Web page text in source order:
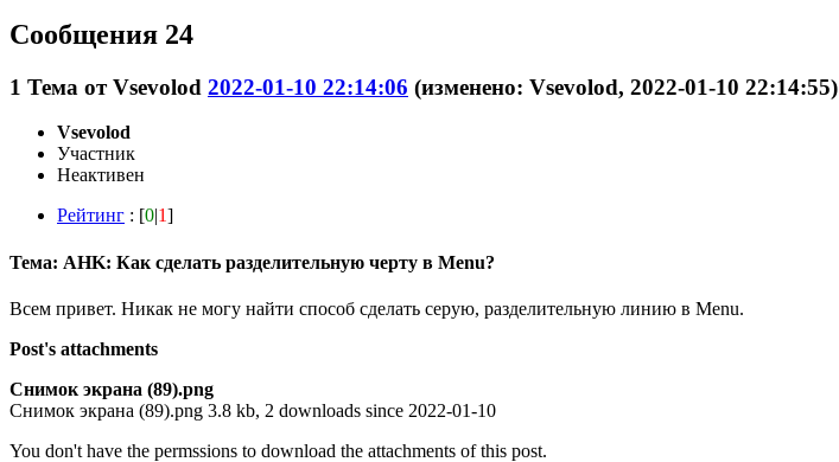
Сообщения 24
1 Тема отVsevolod 2022-01-10 22:14:06 (изменено: Vsevolod, 2022-01-10 22:14:55)
Vsevolod
Участник
Неактивен
Рейтинг : [0|1]
Тема: AHK: Как сделать разделительную черту в Menu?
Всем привет. Никак не могу найти способ сделать серую, разделительную линию в Menu.
Post's attachments
Снимок экрана (89).png
Снимок экрана (89).png 3.8 kb, 2 downloads since 2022-01-10
You don't have the permssions to download the attachments of this post.